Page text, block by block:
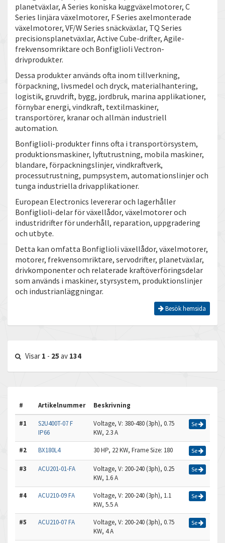
planetväxlar, A Series koniska kuggväxelmotorer, C
Series linjära växelmotorer, F Series axelmonterade
växelmotorer, VF/W Series snäckväxlar, TQ Series
precisionsplanetväxlar, Active Cube-drifter, Agile-
frekvensomriktare och Bonfiglioli Vectron-
drivprodukter.
Dessa produkter används ofta inom tillverkning,
förpackning, livsmedel och dryck, materialhantering,
logistik, gruvdrift, bygg, jordbruk, marina applikationer,
förnybar energi, vindkraft, textilmaskiner,
transportörer, kranar och allmän industriell
automation.
Bonfiglioli-produkter finns ofta i transportörsystem,
produktionsmaskiner, lyftutrustning, mobila maskiner,
blandare, förpackningslinjer, vindkraftverk,
processutrustning, pumpsystem, automationslinjer och
tunga industriella drivapplikationer.
European Electronics levererar och lagerhåller
Bonfiglioli-delar för växellådor, växelmotorer och
industridrifter för underhåll, reparation, uppgradering
och utbyte.
Detta kan omfatta Bonfiglioli växellådor, växelmotorer,
motorer, frekvensomriktare, servodrifter, planetväxlar,
drivkomponenter och relaterade kraftöverföringsdelar
som används i maskiner, styrsystem, produktionslinjer
och industrianläggningar.
Besök hemsida
Visar 1 - 25 av 134
# Artikelnummer Beskrivning
#1
S2U400T-07 F
IP66
Voltage, V: 380-480 (3ph), 0.75
KW, 2.3 A
Se
#2 BX180L4 30 HP, 22 KW, Frame Size: 180 Se
#3 ACU201-01-FA
Voltage, V: 200-240 (3ph), 0.25
KW, 1.6 A
Se
#4 ACU210-09 FA
Voltage, V: 200-240 (3ph), 1.1
KW, 5.5 A
Se
#5 ACU210-07 FA
Voltage, V: 200-240 (3ph), 0.75
KW, 4 A
Se